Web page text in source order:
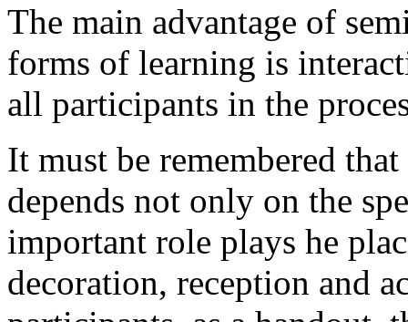
The main advantage of
forms of learning is
all participants in the
It must be remembered
depends not only on the
important role plays he
decoration, reception and